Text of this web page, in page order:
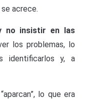
acrece.
no insistir en las
los problemas, lo
identificarlos y, a
lo que era